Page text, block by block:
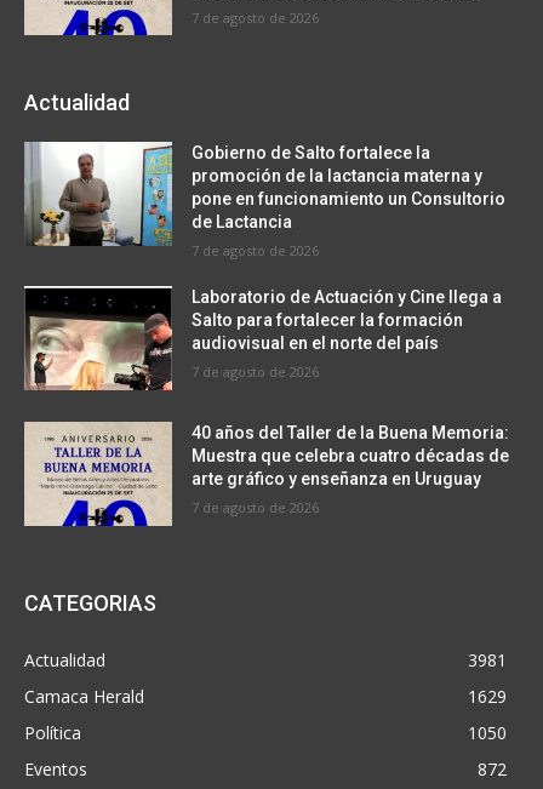
7 de agosto de 2026
Actualidad
Gobierno de Salto fortalece la
promoción de la lactancia materna y
pone en funcionamiento un Consultorio
de Lactancia
7 de agosto de 2026
Laboratorio de Actuación y Cine llega a
Salto para fortalecer la formación
audiovisual en el norte del país
7 de agosto de 2026
40 años del Taller de la Buena Memoria:
Muestra que celebra cuatro décadas de
arte gráfico y enseñanza en Uruguay
7 de agosto de 2026
CATEGORIAS
Actualidad
3981
Camaca Herald
1629
Política
1050
Eventos
872